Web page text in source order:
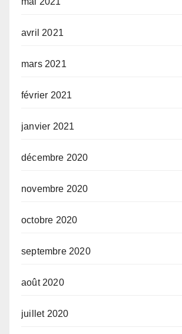
avril 2021
mars 2021
février 2021
janvier 2021
décembre 2020
novembre 2020
octobre 2020
septembre 2020
août 2020
juillet 2020